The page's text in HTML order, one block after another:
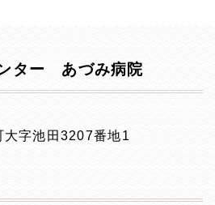
ター あづみ病院
大字池田3207番地1